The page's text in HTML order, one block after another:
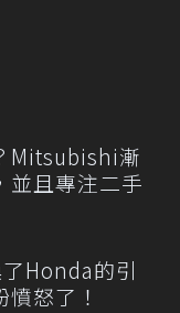
Mitsubishi漸
並且專注二手
Honda的引
怒了！